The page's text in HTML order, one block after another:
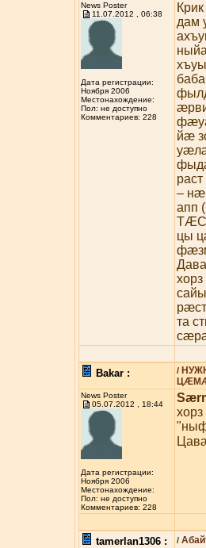
News Poster
11.07.2012 , 06:38
Дата регистрации:
Ноября 2006
Местонахождение:
Пол: не доступно
Комментариев: 228
дам
йæ
– нæ
апп
цы
та
Bakar : /
News Poster
05.07.2012 , 18:44
Дата регистрации:
Ноября 2006
Местонахождение:
Пол: не доступно
Комментариев: 228
tamerlan1306 : /